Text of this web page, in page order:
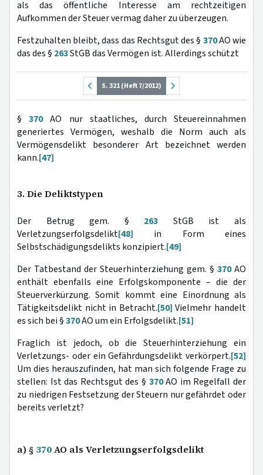
als das öffentliche Interesse am rechtzeitigen
Aufkommen der Steuer vermag daher zu überzeugen.
Festzuhalten bleibt, dass das Rechtsgut des § 370AO wie
das des § 263StGB das Vermögen ist. Allerdings schützt
S. 321 (Heft 7/2012)
§370AO nur staatliches, durch Steuereinnahmen
generiertes Vermögen, weshalb die Norm auch als
Vermögensdelikt besonderer Art bezeichnet werden
kann.[47]
3. Die Deliktstypen
Der Betrug gem. § 263 StGB ist als
Verletzungserfolgsdelikt[48] in Form eines
Selbstschädigungsdelikts konzipiert.[49]
Der Tatbestand der Steuerhinterziehung gem. § 370AO
enthält ebenfalls eine Erfolgskomponente – die der
Steuerverkürzung. Somit kommt eine Einordnung als
Tätigkeitsdelikt nicht in Betracht.[50] Vielmehr handelt
es sich bei §370AO um ein Erfolgsdelikt.[51]
Fraglich ist jedoch, ob die Steuerhinterziehung ein
Verletzungs- oder ein Gefährdungsdelikt verkörpert.[52]
Um dies herauszufinden, hat man sich folgende Frage zu
stellen: Ist das Rechtsgut des § 370AO im Regelfall der
zu niedrigen Festsetzung der Steuern nur gefährdet oder
bereits verletzt?
a) § 370AO als Verletzungserfolgsdelikt